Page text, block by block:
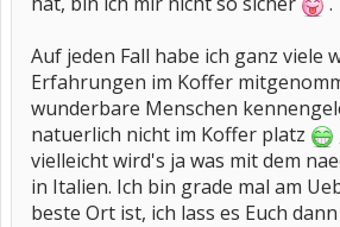
Auf jeden Fall habe ich ganz viele
Erfahrungen im Koffer
wunderbare Menschen
natuerlich nicht im Koffer platz
vielleicht wird's ja was mit dem
in Italien. Ich bin grade mal am
beste Ort ist, ich lass es Euch